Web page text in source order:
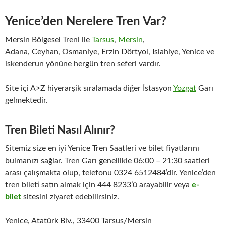
Yenice’den Nerelere Tren Var?
Mersin Bölgesel Treni ile Tarsus, Mersin,
Adana, Ceyhan, Osmaniye, Erzin Dörtyol, Islahiye, Yenice ve
iskenderun yönüne hergün tren seferi vardır.
Site içi A>Z hiyerarşik sıralamada diğer İstasyon Yozgat Garı
gelmektedir.
Tren Bileti Nasıl Alınır?
Sitemiz size en iyi Yenice Tren Saatleri ve bilet fiyatlarını
bulmanızı sağlar. Tren Garı genellikle 06:00 – 21:30 saatleri
arası çalışmakta olup, telefonu 0324 6512484’dir. Yenice’den
tren bileti satın almak için 444 8233’ü arayabilir veya e-
bilet sitesini ziyaret edebilirsiniz.
Yenice, Atatürk Blv., 33400 Tarsus/Mersin